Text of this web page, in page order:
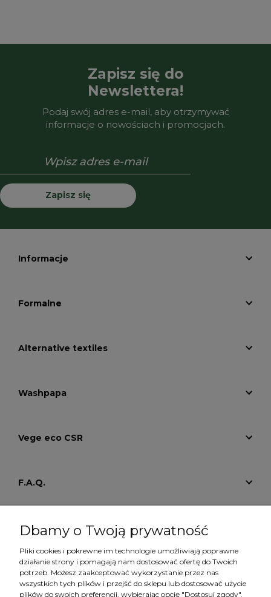
Zapisz się do
Newslettera!
Podaj swój adres e-mail, aby otrzymywać
informacje o nowościach i promocjach.
Zapisz się
Informacje
Formalne
Alternative textiles
Washpapa
Vege eco CSR
F.A.Q.
Tutoriale
Konto
Dbamy o Twoją prywatność
Pliki cookies i pokrewne im technologie umożliwiają poprawne
działanie strony i pomagają nam dostosować ofertę do Twoich
potrzeb. Możesz zaakceptować wykorzystanie przez nas
wszystkich tych plików i przejść do sklepu lub dostosować użycie
plików do swoich preferencji, wybierając opcję "Dostosuj zgody".